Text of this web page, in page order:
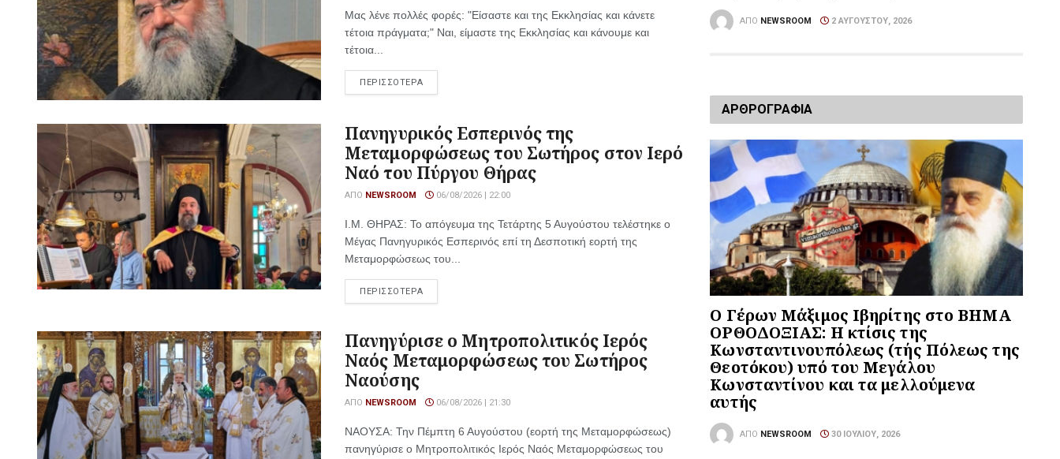
Μας λένε πολλές φορές: "Είσαστε και της Εκκλησίας και κάνετε
τέτοια πράγματα;" Ναι, είμαστε της Εκκλησίας και κάνουμε και
τέτοια...
ΠΕΡΙΣΣΟΤΕΡΑ
Πανηγυρικός Εσπερινός της
Μεταμορφώσεως του Σωτήρος στον Ιερό
Ναό του Πύργου Θήρας
ΑΠΌ NEWSROOM 06/08/2026 | 22:00
Ι.Μ. ΘΗΡΑΣ: Το απόγευμα της Τετάρτης 5 Αυγούστου τελέστηκε ο
Μέγας Πανηγυρικός Εσπερινός επί τη Δεσποτική εορτή της
Μεταμορφώσεως του...
ΠΕΡΙΣΣΟΤΕΡΑ
Πανηγύρισε ο Μητροπολιτικός Ιερός
Ναός Μεταμορφώσεως του Σωτήρος
Ναούσης
ΑΠΌ NEWSROOM 06/08/2026 | 21:30
ΝΑΟΥΣΑ: Την Πέμπτη 6 Αυγούστου (εορτή της Μεταμορφώσεως)
πανηγύρισε ο Μητροπολιτικός Ιερός Ναός Μεταμορφώσεως του
ΑΠΌ NEWSROOM 2 ΑΥΓΟΎΣΤΟΥ, 2026
ΑΡΘΡΟΓΡΑΦΙΑ
Ο Γέρων Μάξιμος Ιβηρίτης στο ΒΗΜΑ
ΟΡΘΟΔΟΞΙΑΣ: Η κτίσις της
Κωνσταντινουπόλεως (τής Πόλεως της
Θεοτόκου) υπό του Μεγάλου
Κωνσταντίνου και τα μελλούμενα
αυτής
ΑΠΌ NEWSROOM 30 ΙΟΥΛΊΟΥ, 2026